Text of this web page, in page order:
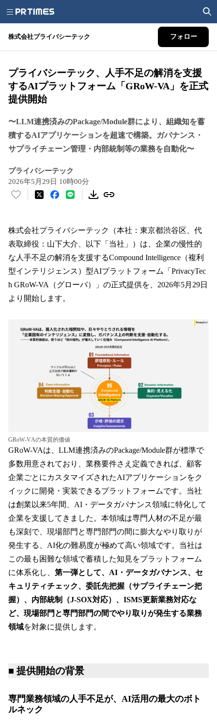
株式会社プライバシーテック フォロー
プライバシーテック、人手不足の解消を支援
するAIプラットフォーム「GRoW-VA」を正式
提供開始
〜LLM連携済みのPackage/Module群により、組織知を蓄
積するAIアプリケーションを超速で構築。ガバナンス・
サプライチェーン管理・内部統制等の業務を自動化〜
プライバシーテック
2026年5月29日 10時00分
い
！
数
を
読
み
込
中
株式会社プライバシーテック（本社：東京都渋谷区、代
表取締役：山下大介、以下「当社」）は、企業の慢性的
な人手不足の解消を支援するCompound Intelligence（複利
型インテリジェンス）型AIプラットフォーム「PrivacyTec
h GRoW-VA（グローバ）」の正式提供を、2026年5月29日
より開始します。
GRoW-VAの本質的価値
GRoW-VAは、LLM連携済みのPackage/Module群が標準で
多数用意されており、業務要件さえ定義できれば、顧客
企業ごとにカスタマイズされたAIアプリケーションをク
イックに開発・実装できるプラットフォームです。当社
は創業以来5年間、AI・データガバナンス領域に特化して
企業を支援してきました。本領域は専門人材の不足が最
も深刻で、現場部門と専門部門の間に膨大なやり取りが
発生する、AI化の難易度が極めて高い領域です。当社は
この最も困難な領域で蓄積した知見をプラットフォーム
に体系化し、 第一弾として、AI・データガバナンス、セ
キュリティチェック、委託先把握（サプライチェーン把
握）、内部統制（J-SOX対応）、ISMS更新業務対応な
ど、現場部門と専門部門の間でやり取りが発生する業務
領域を対象に提供します。
■ 提供開始の背景
専門業務領域の人手不足が、AI活用の最大のボト
ルネック